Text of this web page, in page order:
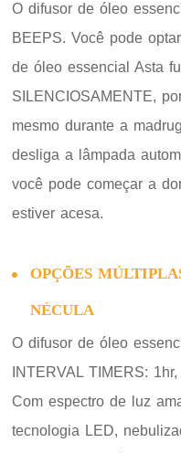
O difusor de óleo
BEEPS. Você pode
de óleo essencial Asta
SILENCIOSAMENTE,
mesmo durante a
desliga a lâmpada
você pode começar a
estiver acesa.
OPÇÕES
NÉCULA
O difusor de óleo
INTERVAL TIMERS:
Com espectro de luz
tecnologia LED,